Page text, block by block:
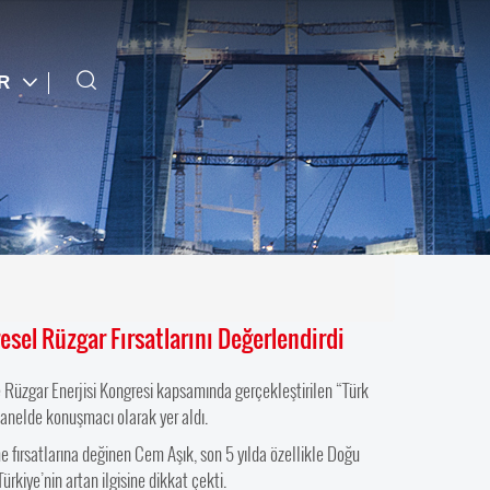
Rüzgar Fırsatlarını Değerlendirdi
Enerjisi Kongresi kapsamında gerçekleştirilen “Türk
konuşmacı olarak yer aldı.
fırsatlarına değinen Cem Aşık, son 5 yılda özellikle Doğu
artan ilgisine dikkat çekti.